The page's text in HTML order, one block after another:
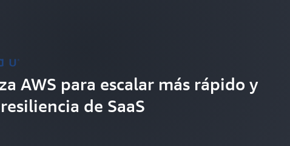
AWS para escalar más rápido y
de SaaS